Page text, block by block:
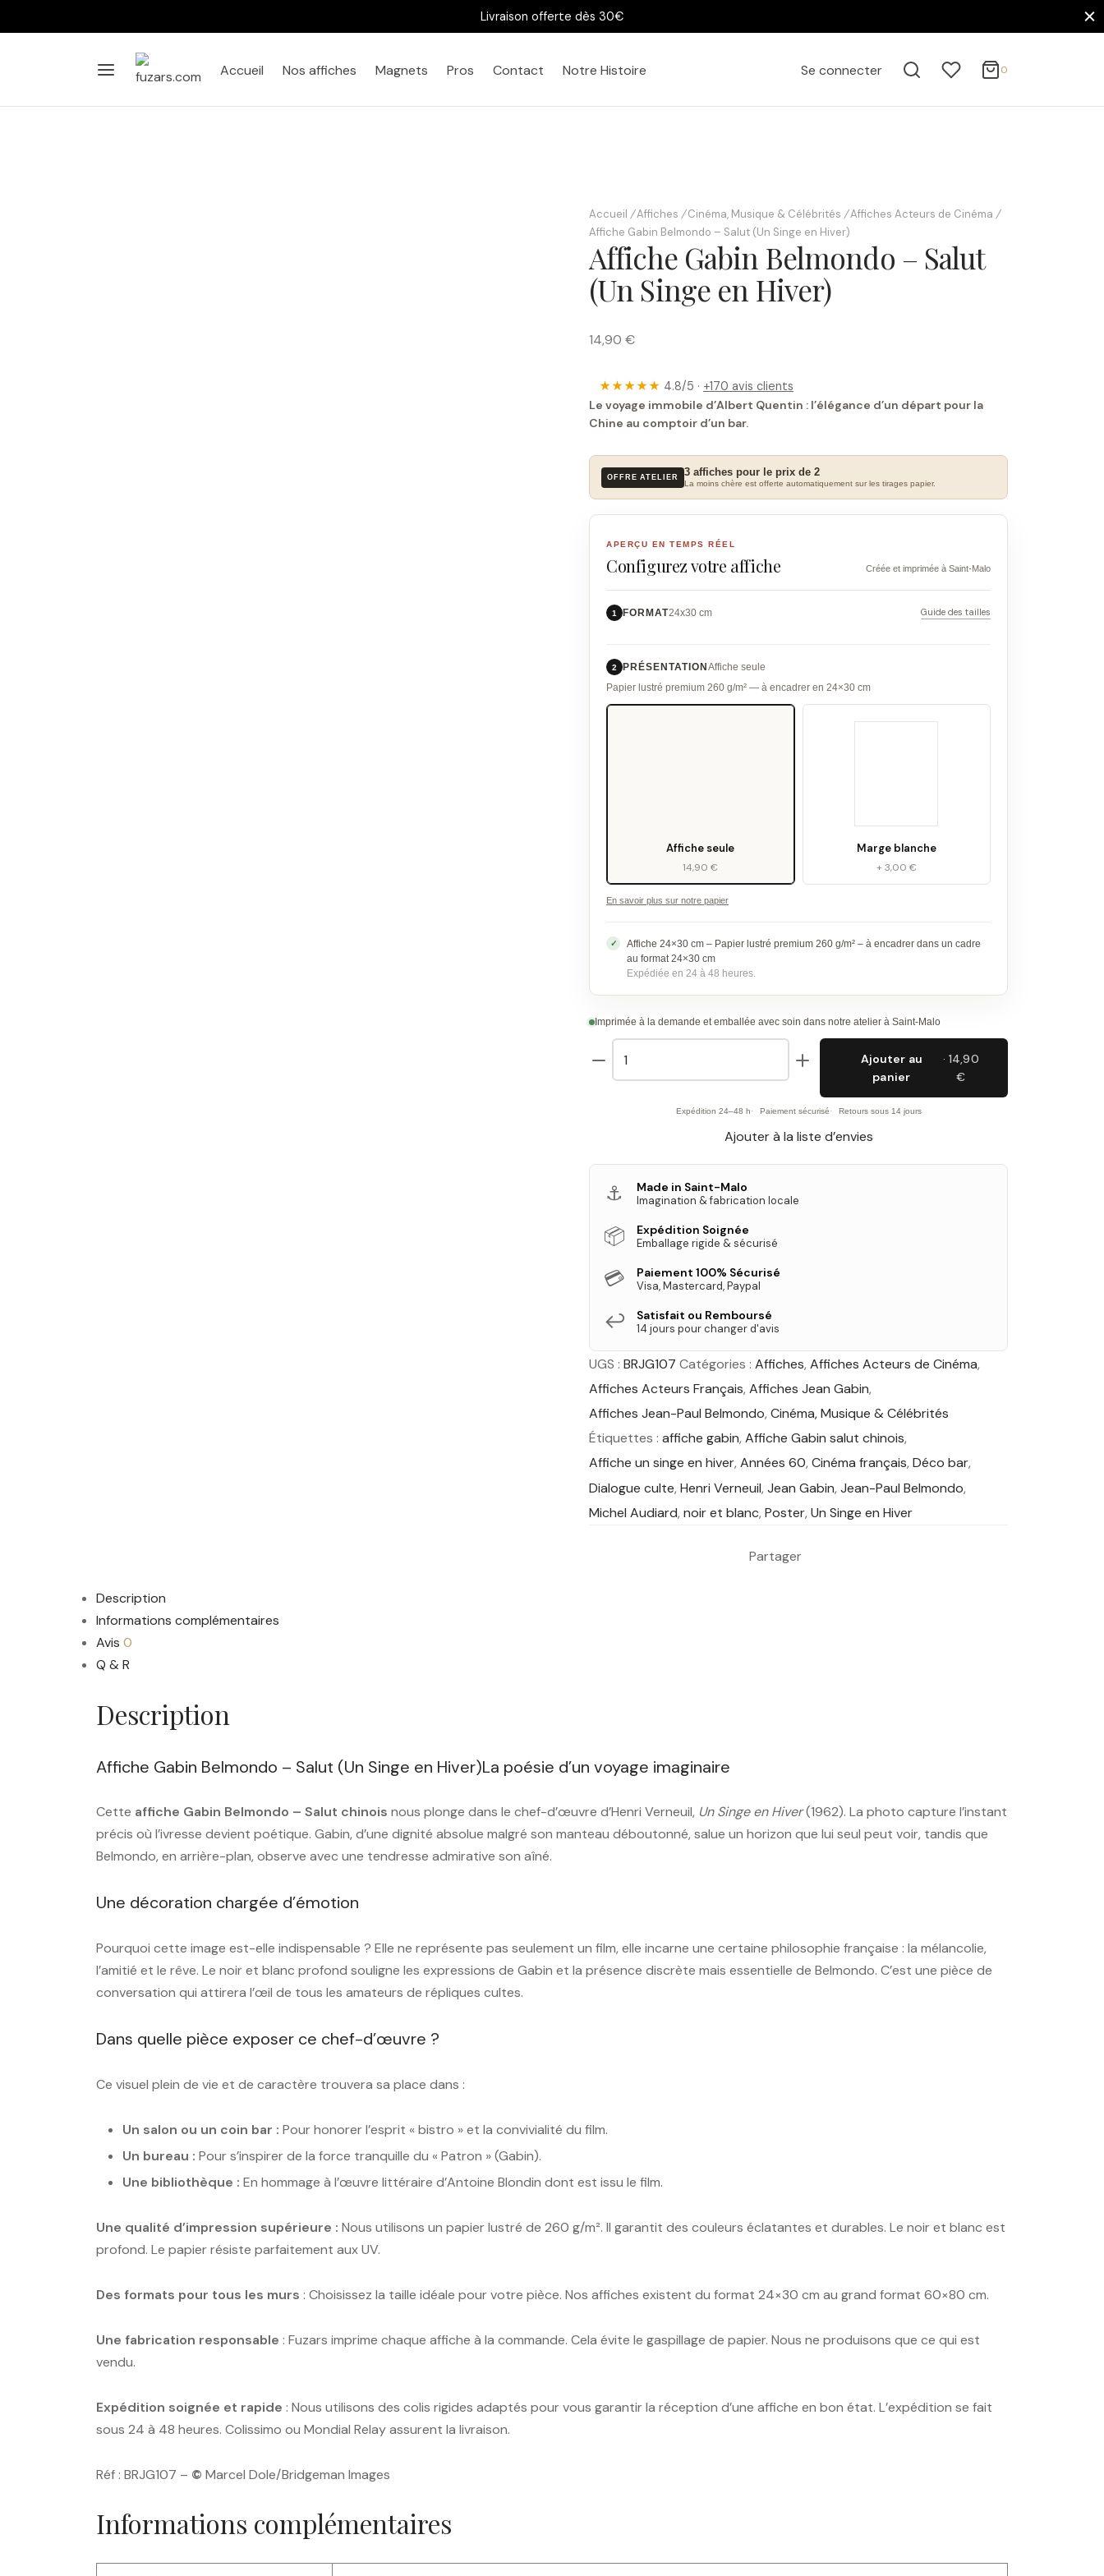
Livraison offerte dès 30€
Accueil Nos affiches Magnets Pros Contact Notre Histoire Se connecter 0
Accueil /Affiches / Cinéma, Musique & Célébrités /Affiches Acteurs de Cinéma /
Affiche Gabin Belmondo – Salut (Un Singe en Hiver)
Affiche Gabin Belmondo – Salut
(Un Singe en Hiver)
14,90 €
★★★★★ 4.8/5 · +170 avis clients
Le voyage immobile d’Albert Quentin : l’élégance d’un départ pour la
Chine au comptoir d’un bar.
OFFRE ATELIER 3 affiches pour le prix de 2
La moins chère est offerte automatiquement sur les tirages papier.
APERÇU EN TEMPS RÉEL
Configurez votre affiche Créée et imprimée à Saint-Malo
1 FORMAT24x30 cm Guide des tailles
2 PRÉSENTATION Affiche seule
Papier lustré premium 260 g/m² — à encadrer en 24×30 cm
Affiche seule
14,90 €
Marge blanche
+ 3,00 €
En savoir plus sur notre papier
Affiche 24×30 cm – Papier lustré premium 260 g/m² – à encadrer dans un cadre
au format 24×30 cm
Expédiée en 24 à 48 heures.
Imprimée à la demande et emballée avec soin dans notre atelier à Saint-Malo
Salut
(Un
Singe
en
Hiver)
Ajouter au
panier
· 14,90
€
Expédition 24–48 h Paiement sécurisé Retours sous 14 jours
Ajouter à la liste d’envies
⚓ Made in Saint-Malo
Imagination & fabrication locale
📦 Expédition Soignée
Emballage rigide & sécurisé
💳 Paiement 100% Sécurisé
Visa, Mastercard, Paypal
↩️ Satisfait ou Remboursé
14 jours pour changer d'avis
UGS : BRJG107 Catégories : Affiches, Affiches Acteurs de Cinéma,
Affiches Acteurs Français, Affiches Jean Gabin,
Affiches Jean-Paul Belmondo, Cinéma, Musique & Célébrités
Étiquettes : affiche gabin, Affiche Gabin salut chinois,
Affiche un singe en hiver, Années 60, Cinéma français, Déco bar,
Dialogue culte, Henri Verneuil, Jean Gabin, Jean-Paul Belmondo,
Michel Audiard, noir et blanc, Poster, Un Singe en Hiver
Partager
Description
Informations complémentaires
Avis 0
Q & R
Description
Affiche Gabin Belmondo – Salut (Un Singe en Hiver)La poésie d’un voyage imaginaire
Cette affiche Gabin Belmondo – Salut chinois nous plonge dans le chef-d’œuvre d’Henri Verneuil, Un Singe en Hiver(1962). La photo capture l’instant
précis où l’ivresse devient poétique. Gabin, d’une dignité absolue malgré son manteau déboutonné, salue un horizon que lui seul peut voir, tandis que
Belmondo, en arrière-plan, observe avec une tendresse admirative son aîné.
Une décoration chargée d’émotion
Pourquoi cette image est-elle indispensable ? Elle ne représente pas seulement un film, elle incarne une certaine philosophie française : la mélancolie,
l’amitié et le rêve. Le noir et blanc profond souligne les expressions de Gabin et la présence discrète mais essentielle de Belmondo. C’est une pièce de
conversation qui attirera l’œil de tous les amateurs de répliques cultes.
Dans quelle pièce exposer ce chef-d’œuvre ?
Ce visuel plein de vie et de caractère trouvera sa place dans :
Un salon ou un coin bar : Pour honorer l’esprit « bistro » et la convivialité du film.
Un bureau : Pour s’inspirer de la force tranquille du « Patron » (Gabin).
Une bibliothèque : En hommage à l’œuvre littéraire d’Antoine Blondin dont est issu le film.
Une qualité d’impression supérieure : Nous utilisons un papier lustré de 260 g/m². Il garantit des couleurs éclatantes et durables. Le noir et blanc est
profond. Le papier résiste parfaitement aux UV.
Des formats pour tous les murs : Choisissez la taille idéale pour votre pièce. Nos affiches existent du format 24×30 cm au grand format 60×80 cm.
Une fabrication responsable : Fuzars imprime chaque affiche à la commande. Cela évite le gaspillage de papier. Nous ne produisons que ce qui est
vendu.
Expédition soignée et rapide : Nous utilisons des colis rigides adaptés pour vous garantir la réception d’une affiche en bon état. L’expédition se fait
sous 24 à 48 heures. Colissimo ou Mondial Relay assurent la livraison.
Réf : BRJG107 – © Marcel Dole/Bridgeman Images
Informations complémentaires
Panier